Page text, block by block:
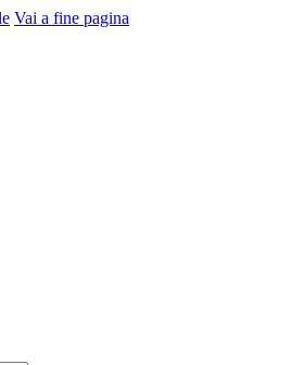
Vai a fine pagina